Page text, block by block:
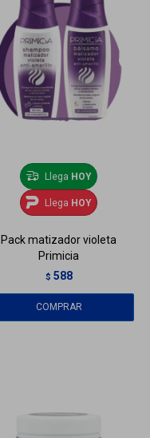
Llega HOY
Llega HOY
Pack matizador violeta
Primicia
$ 588